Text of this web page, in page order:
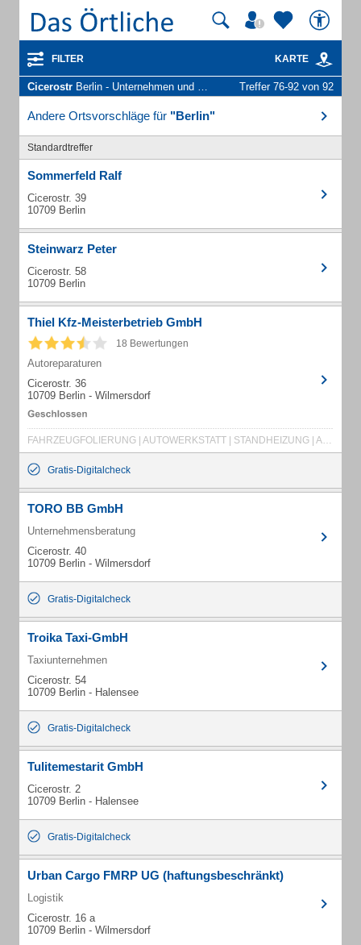
FILTER KARTE
Cicerostr Berlin - Unternehmen und Personen Treffer 76-92 von 92
Andere Ortsvorschläge für "Berlin"
Standardtreffer
Sommerfeld Ralf
Cicerostr. 39
10709 Berlin
Steinwarz Peter
Cicerostr. 58
10709 Berlin
Thiel Kfz-Meisterbetrieb GmbH
18 Bewertungen
Autoreparaturen
Cicerostr. 36
10709 Berlin - Wilmersdorf
FAHRZEUGFOLIERUNG | AUTOWERKSTATT | STANDHEIZUNG | AUTOLACKIEREREI | CNG/LPG
Gratis-Digitalcheck
TORO BB GmbH
Unternehmensberatung
Cicerostr. 40
10709 Berlin - Wilmersdorf
Gratis-Digitalcheck
Troika Taxi-GmbH
Taxiunternehmen
Cicerostr. 54
10709 Berlin - Halensee
Gratis-Digitalcheck
Tulitemestarit GmbH
Cicerostr. 2
10709 Berlin - Halensee
Gratis-Digitalcheck
Urban Cargo FMRP UG (haftungsbeschränkt)
Logistik
Cicerostr. 16 a
10709 Berlin - Wilmersdorf